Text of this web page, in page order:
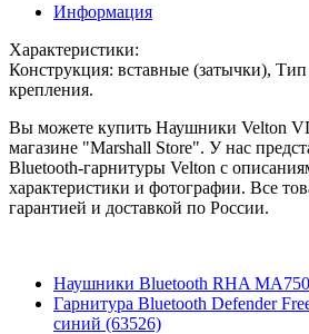
Информация
Характеристики:
Конструкция: вставные (затычки), Тип
крепления.
Вы можете купить Наушники Velton
магазине "Marshall Store". У нас
Bluetooth-гарнитуры Velton с
характеристики и фотографии. Все
гарантией и доставкой по России.
Наушники Bluetooth RHA MA750
Гарнитура Bluetooth Defender
синий (63526)